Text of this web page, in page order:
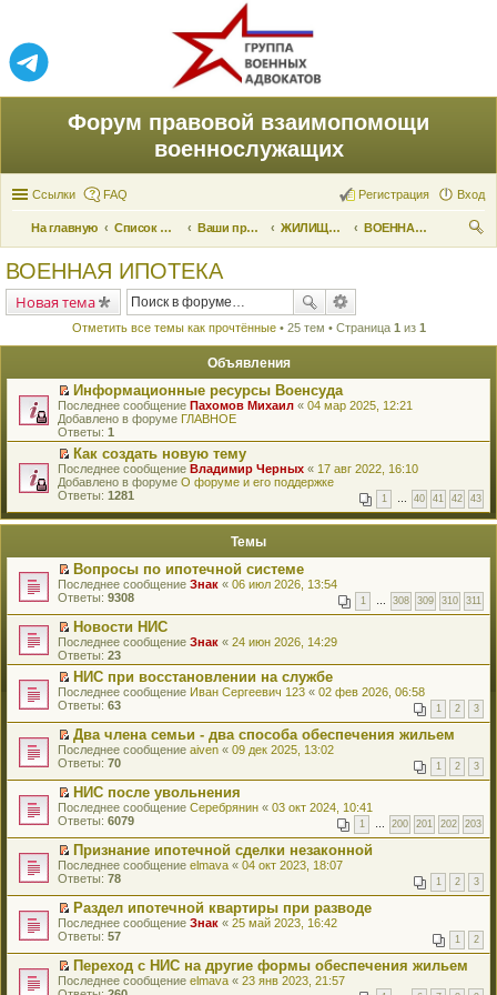
Форум правовой взаимопомощи
военнослужащих
Ссылки FAQ Вход
Регистрация
На главную Список форумов Ваши права и их реализация ЖИЛИЩНЫЕ ВОПРОСЫ
ВОЕННАЯ ИПОТЕКА
ВОЕННАЯ ИПОТЕКА
Новая тема
Отметить все темы как прочтённые• 25 тем • Страница 1 из 1
Объявления
П
е
р
е
й
т
и
к
е
о
м
у
н
е
п
р
о
ч
и
т
а
н
н
о
м
с
о
о
б
щ
е
н
и
ю
Информационные ресурсы Военсуда
Последнее сообщение Пахомов Михаил « 04 мар 2025, 12:21
Добавлено в форуме ГЛАВНОЕ
Ответы: 1
П
е
р
й
к
п
е
р
в
о
м
у
н
е
п
р
ч
и
т
а
н
н
о
м
у
о
о
щ
е
н
и
ю
Как создать новую тему
Последнее сообщение Владимир Черных « 17 авг 2022, 16:10
Добавлено в форуме О форуме и его поддержке
Ответы: 1281 1 … 40 41 42 43
Темы
П
е
е
й
т
и
к
п
е
р
в
о
м
у
н
е
п
р
ч
и
т
а
н
н
о
м
у
о
Вопросы по ипотечной системе
Последнее сообщение Знак « 06 июл 2026, 13:54
Ответы: 9308 1 … 308 309 310 311
П
е
р
е
й
т
п
е
р
в
о
м
у
н
п
р
ч
и
т
а
н
н
о
Новости НИС
Последнее сообщение Знак « 24 июн 2026, 14:29
Ответы: 23
П
е
е
й
т
и
к
п
е
р
в
о
м
у
е
п
р
о
ч
и
т
НИС при восстановлении на службе
Последнее сообщение Иван Сергеевич 123 « 02 фев 2026, 06:58
Ответы: 63 1 2 3
П
е
е
й
т
и
к
п
е
р
в
о
м
у
е
п
р
Два члена семьи - два способа обеспечения жильем
Последнее сообщение aiven « 09 дек 2025, 13:02
Ответы: 70 1 2 3
П
е
е
й
т
и
к
п
е
р
в
о
м
у
НИС после увольнения
Последнее сообщение Серебрянин « 03 окт 2024, 10:41
Ответы: 6079 1 … 200 201 202 203
П
е
е
й
т
и
к
п
е
Признание ипотечной сделки незаконной
Последнее сообщение elmava « 04 окт 2023, 18:07
Ответы: 78 1 2 3
П
е
е
й
т
Раздел ипотечной квартиры при разводе
Последнее сообщение Знак « 25 май 2023, 16:42
Ответы: 57 1 2
П
е
Переход с НИС на другие формы обеспечения жильем
Последнее сообщение elmava « 23 янв 2023, 21:57